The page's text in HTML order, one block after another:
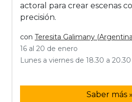
actoral para crear escenas
precisión.
con Teresita Galimany
16 al 20 de enero
Lunes a viernes de 18.30 a 20.30
Saber más »